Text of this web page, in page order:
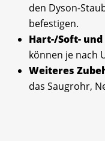
den Dyson-
befestigen.
Hart-/Soft-
können je nach
Weiteres
das Saugrohr,